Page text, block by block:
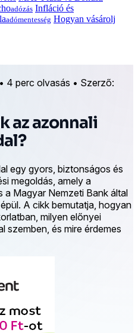
adózás Infláció és
adómentesség Hogyan vásárolj
• 4 perc olvasás • Szerző:
az azonnali
egy gyors, biztonságos és
megoldás, amely a
a Magyar Nemzeti Bank által
A cikk bemutatja, hogyan
milyen előnyei
szemben, és mire érdemes